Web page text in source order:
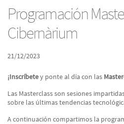
Programación
Cibernàrium
21/12/2023
¡Inscríbetey ponte al día con las
Las Masterclass son sesiones
sobre las últimas tendencias
A continuación compartimos la